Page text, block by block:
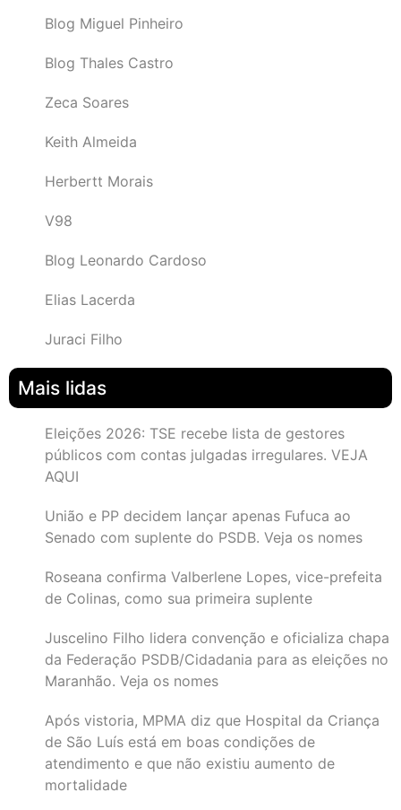
Blog Miguel Pinheiro
Blog Thales Castro
Zeca Soares
Keith Almeida
Herbertt Morais
V98
Blog Leonardo Cardoso
Elias Lacerda
Juraci Filho
Mais lidas
Eleições 2026: TSE recebe lista de gestores
públicos com contas julgadas irregulares. VEJA
AQUI
União e PP decidem lançar apenas Fufuca ao
Senado com suplente do PSDB. Veja os nomes
Roseana confirma Valberlene Lopes, vice-prefeita
de Colinas, como sua primeira suplente
Juscelino Filho lidera convenção e oficializa chapa
da Federação PSDB/Cidadania para as eleições no
Maranhão. Veja os nomes
Após vistoria, MPMA diz que Hospital da Criança
de São Luís está em boas condições de
atendimento e que não existiu aumento de
mortalidade